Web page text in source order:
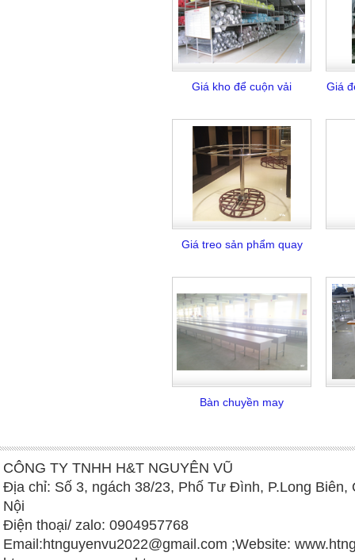
Giá kho để cuộn vải Giá
Giá treo sản phẩm quay
Bàn chuyền may
CÔNG TY TNHH H&T NGUYÊN VŨ
Địa chỉ: Số 3, ngách 38/23, Phố Tư Đình, P.Long Biên,
Nội
Điện thoại/ zalo: 0904957768
Email:htnguyenvu2022@gmail.com ;Website: